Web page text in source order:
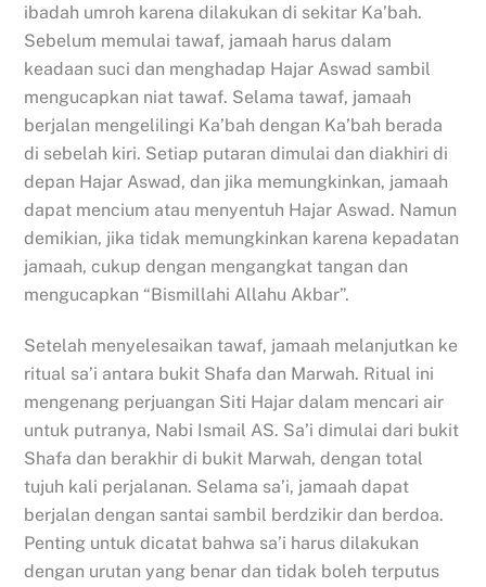
ibadah umroh karena dilakukan di sekitar Ka’bah.
Sebelum memulai tawaf, jamaah harus dalam
keadaan suci dan menghadap Hajar Aswad sambil
mengucapkan niat tawaf. Selama tawaf, jamaah
berjalan mengelilingi Ka’bah dengan Ka’bah berada
di sebelah kiri. Setiap putaran dimulai dan diakhiri di
depan Hajar Aswad, dan jika memungkinkan, jamaah
dapat mencium atau menyentuh Hajar Aswad. Namun
demikian, jika tidak memungkinkan karena kepadatan
jamaah, cukup dengan mengangkat tangan dan
mengucapkan “Bismillahi Allahu Akbar”.
Setelah menyelesaikan tawaf, jamaah melanjutkan ke
ritual sa’i antara bukit Shafa dan Marwah. Ritual ini
mengenang perjuangan Siti Hajar dalam mencari air
untuk putranya, Nabi Ismail AS. Sa’i dimulai dari bukit
Shafa dan berakhir di bukit Marwah, dengan total
tujuh kali perjalanan. Selama sa’i, jamaah dapat
berjalan dengan santai sambil berdzikir dan berdoa.
Penting untuk dicatat bahwa sa’i harus dilakukan
dengan urutan yang benar dan tidak boleh terputus